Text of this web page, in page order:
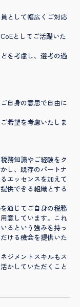
として幅広くご対応
としてご活躍いた
を考慮し、選考の過
自身の意思で自由に
希望を考慮いたしま
務知識やご経験をク
し、既存のパートナ
エッセンスを加えて
供できる組織とする
通じてご自身の税務
意しています。これ
るという強みを持っ
ける機会を提供いた
ジメントスキルもス
かしていただくこと